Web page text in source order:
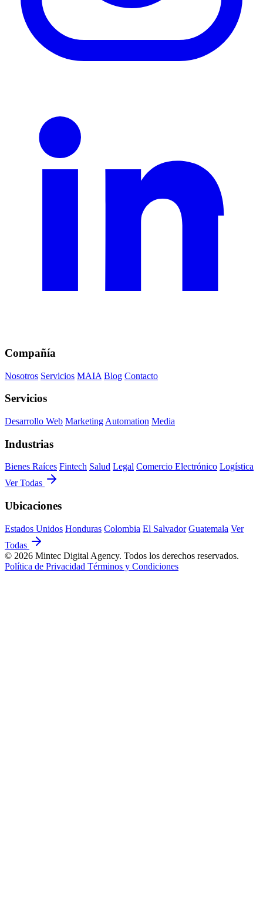
Compañía
Nosotros Servicios MAIA Blog Contacto
Servicios
Desarrollo Web Marketing Automation Media
Industrias
Bienes Raíces Fintech Salud Legal Comercio Electrónico Logística
Ver Todas
Ubicaciones
Estados Unidos Honduras Colombia El Salvador Guatemala Ver
Todas
© 2026 Mintec Digital Agency. Todos los derechos reservados.
Política de Privacidad Términos y Condiciones